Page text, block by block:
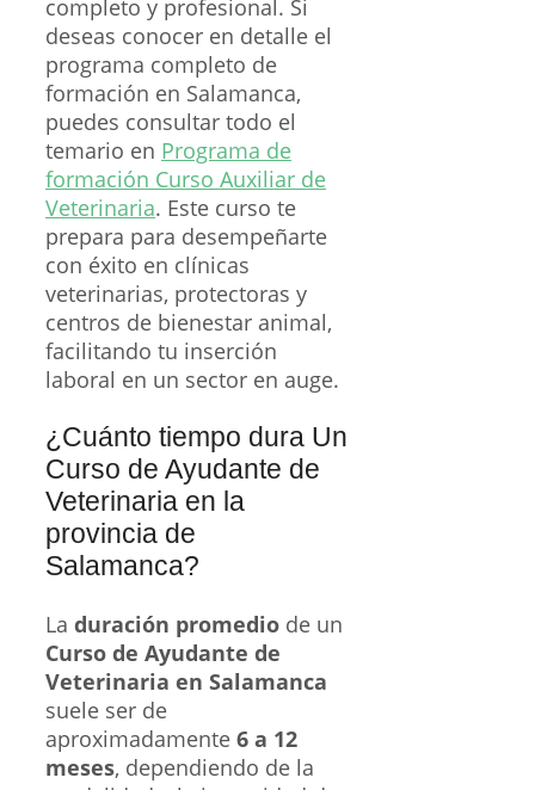
completo y profesional. Si
deseas conocer en detalle el
programa completo de
formación en Salamanca,
puedes consultar todo el
temario en Programa de
formación Curso Auxiliar de
Veterinaria. Este curso te
prepara para desempeñarte
con éxito en clínicas
veterinarias, protectoras y
centros de bienestar animal,
facilitando tu inserción
laboral en un sector en auge.
¿Cuánto tiempo dura Un
Curso de Ayudante de
Veterinaria en la
provincia de
Salamanca?
La duración promedio de un
Curso de Ayudante de
Veterinaria en Salamanca
suele ser de
aproximadamente 6 a 12
meses, dependiendo de la